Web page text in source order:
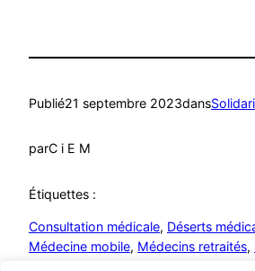
Publié21 septembre 2023dans
parC i E M
Étiquettes :
Consultation médicale, Déserts
Médecine mobile, Médecins retraités,